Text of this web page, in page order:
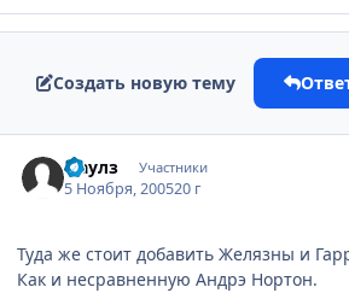
Создать новую тему
Фаулз Участники
5 Ноября, 200520 г
Туда же стоит добавить Желязны и
Как и несравненную Андрэ Нортон.